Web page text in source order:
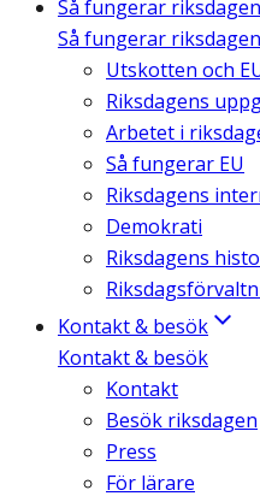
Så fungerar riksdagen
Så fungerar riksdagen
Utskotten och
Riksdagens
Arbetet i
Så fungerar EU
Riksdagens
Demokrati
Riksdagens
Kontakt & besök
Kontakt & besök
Kontakt
Besök riksdagen
Press
För lärare